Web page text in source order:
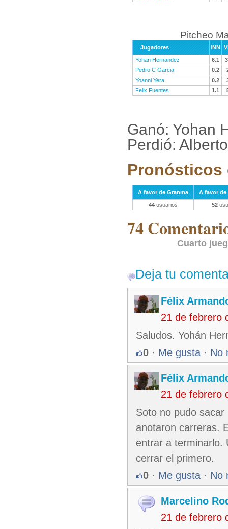
Pitcheo
Jugadores INN
Yohan Hernandez
6.1
Pedro C Garcia
0.2
Yoanni Yera
0.2
Felix Fuentes
1.1
Ganó: Yohan
Perdió:
Pronósticos
A favor de Granma
A favor de
44 usuarios 52
74
Cuarto
Deja tu
Félix
21 de febrero
Saludos. Yohán
0 · Me gusta · No
Félix
21 de febrero
Soto no pudo
anotaron carreras.
entrar a terminarlo.
cerrar el primero.
0 · Me gusta · No
Marcelino
21 de febrero